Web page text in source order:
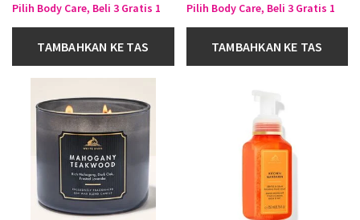
Pilih Body Care, Beli 3 Gratis 1
TAMBAHKAN KE TAS
Pilih Body Care, Beli 3 Gratis 1
TAMBAHKAN KE TAS